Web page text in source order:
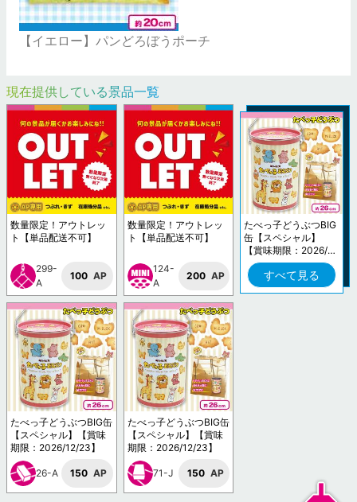
【イエロー】パンどろぼうポーチ
現在提供している景品一覧
数量限定！アウトレッ
ト【単品配送不可】
299-
A
100 AP
数量限定！アウトレッ
ト【単品配送不可】
124-
A
200 AP
たべっ子どうぶつBIG
缶【スペシャル】
【賞味期限：2026/1
2/23】
すべて見る
たべっ子どうぶつBIG缶
【スペシャル】【賞味
期限：2026/12/23】
26-A 150 AP
たべっ子どうぶつBIG缶
【スペシャル】【賞味
期限：2026/12/23】
71-J 150 AP